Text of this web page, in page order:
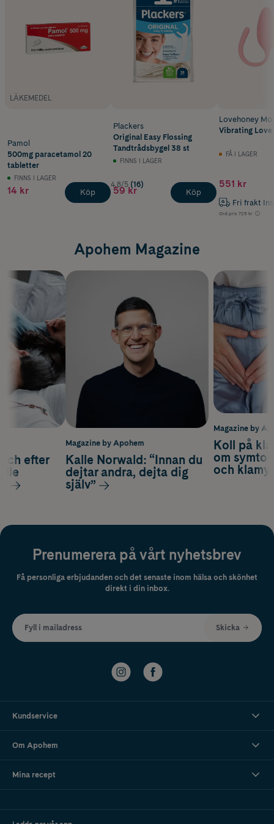
LÄKEMEDEL
Pamol
500mg paracetamol 20
tabletter
FINNS I LAGER
14 kr Köp
Plackers
Original Easy Flossing
Tandtrådsbygel 38 st
FINNS I LAGER
4.8/5 (16)
59 kr Köp
Lovehoney
Vibrating Love
FÅ I LAGER
551 kr
Fri frakt
Ord.pris 725 kr
Apohem Magazine
Magazine by
Koll på
om
och
efter
Magazine by Apohem
Kalle Norwald: “Innan du
dejtar andra, dejta dig
själv”
Prenumerera på vårt nyhetsbrev
Få personliga erbjudanden och det senaste inom hälsa och skönhet
direkt i din inbox.
Fyll i mailadress Skicka
Kundservice
Om Apohem
Mina recept